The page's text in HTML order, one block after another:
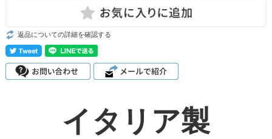
返品についての詳細を確認する
イタリア製